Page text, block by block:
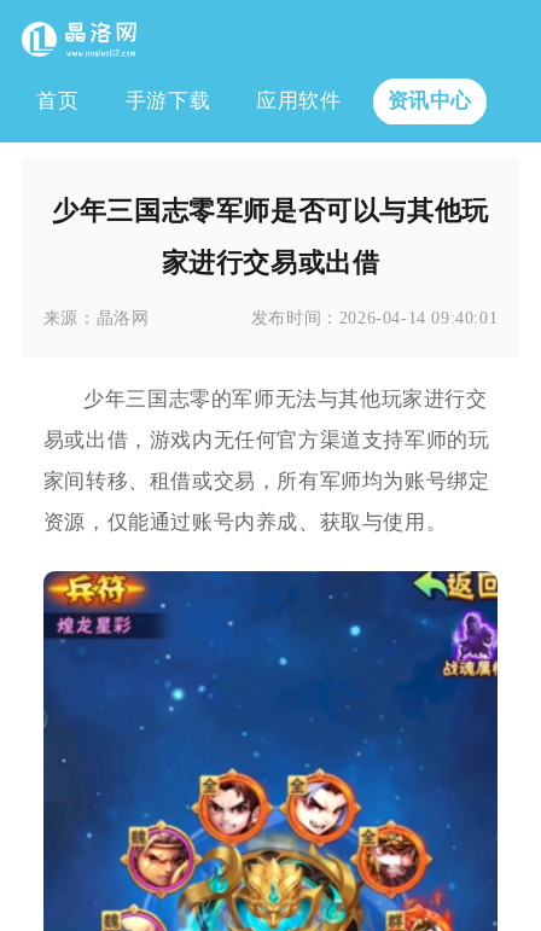
首页 手游下载 应用软件 资讯中心
少年三国志零军师是否可以与其他玩
家进行交易或出借
来源： 晶洛网 发布时间： 2026-04-14 09:40:01
少年三国志零的军师无法与其他玩家进行交
易或出借，游戏内无任何官方渠道支持军师的玩
家间转移、租借或交易，所有军师均为账号绑定
资源，仅能通过账号内养成、获取与使用。